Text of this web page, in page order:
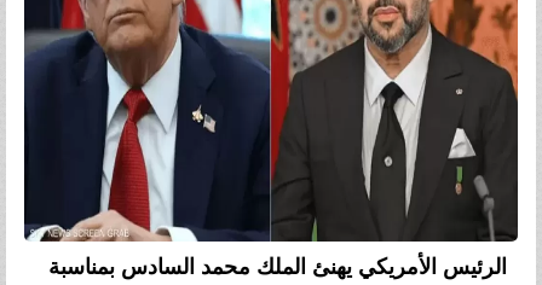
الرئيس الأمريكي يهنئ الملك محمد السادس بمناسبة